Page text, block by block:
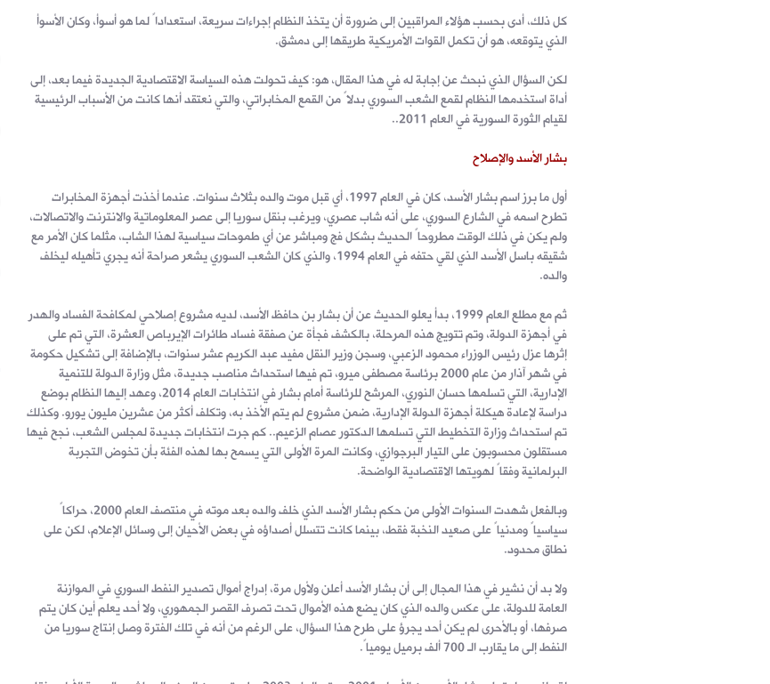
كل ذلك، أدى بحسب هؤلاء المراقبين إلى ضرورة أن يتخذ النظام إجراءات سريعة، استعداداً لما هو أسوأ، وكان الأسوأ
الذي يتوقعه، هو أن تكمل القوات الأمريكية طريقها إلى دمشق.
لكن السؤال الذي نبحث عن إجابة له في هذا المقال، هو: كيف تحولت هذه السياسة الاقتصادية الجديدة فيما بعد، إلى
أداة استخدمها النظام لقمع الشعب السوري بدلاً من القمع المخابراتي، والتي نعتقد أنها كانت من الأسباب الرئيسية
لقيام الثورة السورية في العام 2011..
بشار الأسد والإصلاح
أول ما برز اسم بشار الأسد، كان في العام 1997، أي قبل موت والده بثلاث سنوات. عندما أخذت أجهزة المخابرات
تطرح اسمه في الشارع السوري، على أنه شاب عصري، ويرغب بنقل سوريا إلى عصر المعلوماتية والانترنت والاتصالات،
ولم يكن في ذلك الوقت مطروحاً الحديث بشكل فج ومباشر عن أي طموحات سياسية لهذا الشاب، مثلما كان الأمر مع
شقيقه باسل الأسد الذي لقي حتفه في العام 1994، والذي كان الشعب السوري يشعر صراحة أنه يجري تأهيله ليخلف
والده.
ثم مع مطلع العام 1999، بدأ يعلو الحديث عن أن بشار بن حافظ الأسد، لديه مشروع إصلاحي لمكافحة الفساد والهدر
في أجهزة الدولة، وتم تتويج هذه المرحلة، بالكشف فجأة عن صفقة فساد طائرات الإيرباص العشرة، التي تم على
إثرها عزل رئيس الوزراء محمود الزعبي، وسجن وزير النقل مفيد عبد الكريم عشر سنوات، بالإضافة إلى تشكيل حكومة
في شهر آذار من عام 2000 برئاسة مصطفى ميرو، تم فيها استحداث مناصب جديدة، مثل وزارة الدولة للتنمية
الإدارية، التي تسلمها حسان النوري، المرشح للرئاسة أمام بشار في انتخابات العام 2014، وعهد إليها النظام بوضع
دراسة لإعادة هيكلة أجهزة الدولة الإدارية، ضمن مشروع لم يتم الأخذ به، وتكلف أكثر من عشرين مليون يورو. وكذلك
تم استحداث وزارة التخطيط التي تسلمها الدكتور عصام الزعيم.. كم جرت انتخابات جديدة لمجلس الشعب، نجح فيها
مستقلون محسوبون على التيار البرجوازي، وكانت المرة الأولى التي يسمح بها لهذه الفئة بأن تخوض التجربة
البرلمانية وفقاً لهويتها الاقتصادية الواضحة.
وبالفعل شهدت السنوات الأولى من حكم بشار الأسد الذي خلف والده بعد موته في منتصف العام 2000، حراكاً
سياسياً ومدنياً على صعيد النخبة فقط، بينما كانت تتسلل أصداؤه في بعض الأحيان إلى وسائل الإعلام، لكن على
نطاق محدود.
ولا بد أن نشير في هذا المجال إلى أن بشار الأسد أعلن ولأول مرة، إدراج أموال تصدير النفط السوري في الموازنة
العامة للدولة، على عكس والده الذي كان يضع هذه الأموال تحت تصرف القصر الجمهوري، ولا أحد يعلم أين كان يتم
صرفها، أو بالأحرى لم يكن أحد يجرؤ على طرح هذا السؤال، على الرغم من أنه في تلك الفترة وصل إنتاج سوريا من
النفط إلى ما يقارب الـ 700 ألف برميل يومياً.